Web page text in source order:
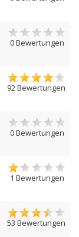
0 Bewertungen
92 Bewertungen
0 Bewertungen
1 Bewertungen
53 Bewertungen